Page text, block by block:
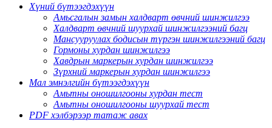
Хүний бүтээгдэхүүн
Амьсгалын замын халдварт өвчний шинжилгээ
Халдварт өвчний шуурхай шинжилгээний багц
Мансууруулах бодисын түргэн шинжилгээний багц
Гормоны хурдан шинжилгээ
Хавдрын маркерын хурдан шинжилгээ
Зүрхний маркерын хурдан шинжилгээ
Мал эмнэлгийн бүтээгдэхүүн
Амьтны оношилгооны хурдан тест
Амьтны оношилгооны шуурхай тест
PDF хэлбэрээр татаж авах